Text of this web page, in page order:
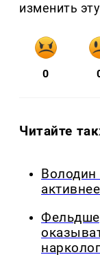
изменить
0
Читайте